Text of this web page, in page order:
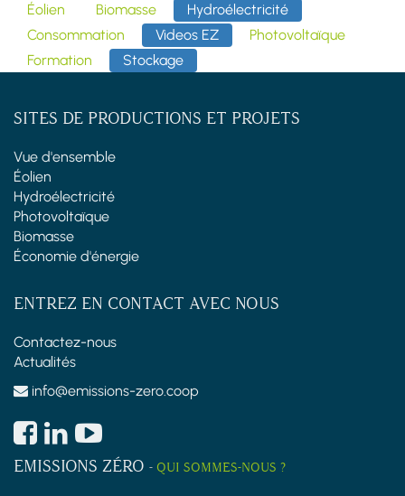
Éolien
Biomasse
Hydroélectricité
Consommation
Videos EZ
Photovoltaïque
Formation
Stockage
SITES DE PRODUCTIONS ET PROJETS
Vue d'ensemble
Éolien
Hydroélectricité
Photovoltaïque
Biomasse
Économie d'énergie
ENTREZ EN CONTACT AVEC NOUS
Contactez-nous
Actualités
info@emissions-zero.coop
EMISSIONS ZÉRO - QUI SOMMES-NOUS ?